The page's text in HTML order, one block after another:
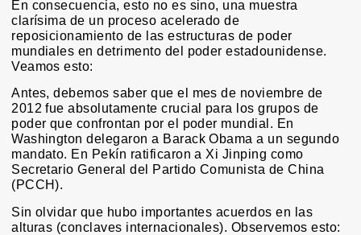
En consecuencia, esto no es sino, una muestra
clarísima de un proceso acelerado de
reposicionamiento de las estructuras de poder
mundiales en detrimento del poder estadounidense.
Veamos esto:
Antes, debemos saber que el mes de noviembre de
2012 fue absolutamente crucial para los grupos de
poder que confrontan por el poder mundial. En
Washington delegaron a Barack Obama a un segundo
mandato. En Pekín ratificaron a Xi Jinping como
Secretario General del Partido Comunista de China
(PCCH).
Sin olvidar que hubo importantes acuerdos en las
alturas (conclaves internacionales). Observemos esto: